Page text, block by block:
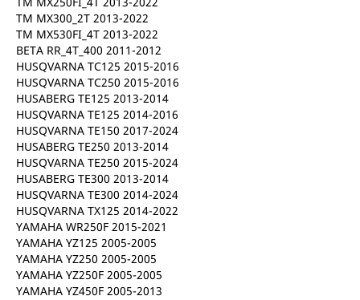
TM MX300_2T 2013-2022
TM MX530FI_4T 2013-2022
BETA RR_4T_400 2011-2012
HUSQVARNA TC125 2015-2016
HUSQVARNA TC250 2015-2016
HUSABERG TE125 2013-2014
HUSQVARNA TE125 2014-2016
HUSQVARNA TE150 2017-2024
HUSABERG TE250 2013-2014
HUSQVARNA TE250 2015-2024
HUSABERG TE300 2013-2014
HUSQVARNA TE300 2014-2024
HUSQVARNA TX125 2014-2022
YAMAHA WR250F 2015-2021
YAMAHA YZ125 2005-2005
YAMAHA YZ250 2005-2005
YAMAHA YZ250F 2005-2005
YAMAHA YZ450F 2005-2013